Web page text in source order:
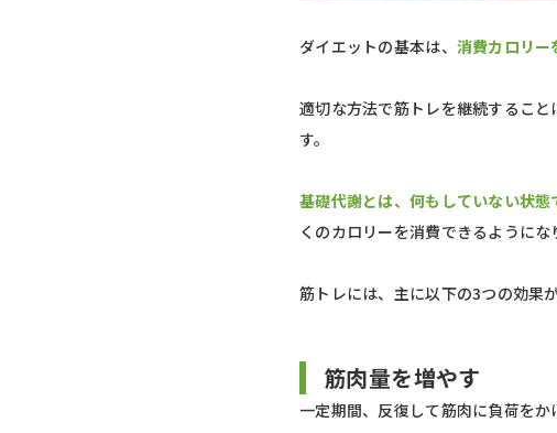
ダイエットの基本は、 消費カロリー
適切な方法で筋トレを継続するこ
す。
基礎代謝とは、何もしていない状
くのカロリーを消費できるようにな
筋トレには、主に以下の3つの効果が
筋肉量を増やす
一定期間、反復して筋肉に負荷をか